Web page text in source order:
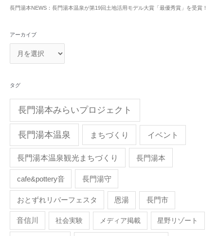
長門湯本NEWS：長門湯本温泉が第19回土地活用モデル大賞「最優秀賞」を受賞！
アーカイブ
タグ
長門湯本みらいプロジェクト
長門湯本温泉 まちづくり イベント
長門湯本温泉観光まちづくり 長門湯本
cafe&pottery音 長門湯守
おとずれリバーフェスタ 恩湯 長門市
音信川 社会実験 メディア掲載 星野リゾート